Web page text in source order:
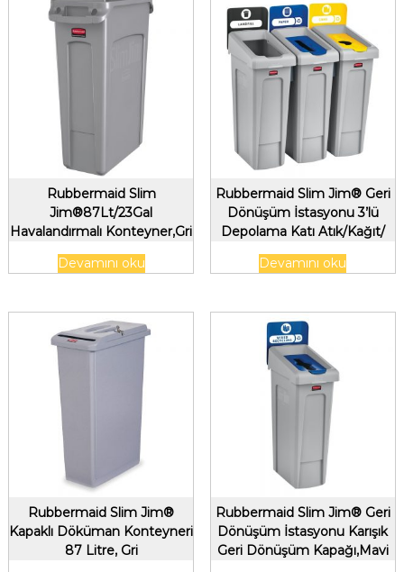
Rubbermaid Slim
Jim®87Lt/23Gal
Havalandırmalı Konteyner,Gri
Devamını oku
Rubbermaid Slim Jim® Geri
Dönüşüm İstasyonu 3’lü
Depolama Katı Atık/Kağıt/
Şişeler-Kutular
Devamını oku
Rubbermaid Slim Jim®
Kapaklı Döküman Konteyneri
87 Litre, Gri
Rubbermaid Slim Jim® Geri
Dönüşüm İstasyonu Karışık
Geri Dönüşüm Kapağı,Mavi